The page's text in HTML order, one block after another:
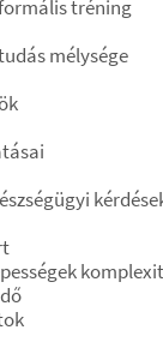
tréning
mélysége